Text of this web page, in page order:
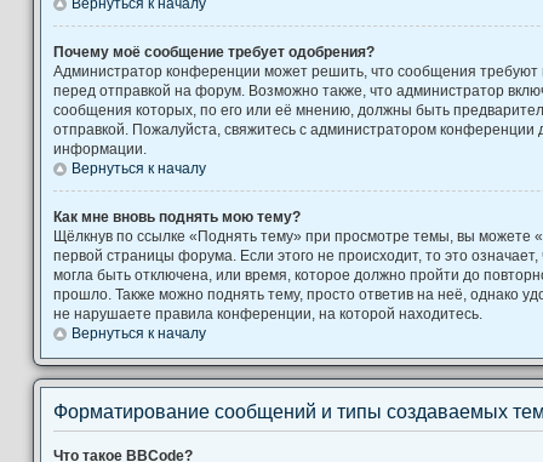
Почему моё сообщение требует одобрения?
Администратор конференции может решить, что сообщения требуют
перед отправкой на форум. Возможно также, что администратор
сообщения которых, по его или её мнению, должны быть
отправкой. Пожалуйста, свяжитесь с администратором конференции
информации.
Вернуться к началу
Как мне вновь поднять мою тему?
Щёлкнув по ссылке «Поднять тему» при просмотре темы, вы можете
первой страницы форума. Если этого не происходит, то это
могла быть отключена, или время, которое должно пройти до
прошло. Также можно поднять тему, просто ответив на неё, однако
не нарушаете правила конференции, на которой находитесь.
Вернуться к началу
Форматирование сообщений и типы создаваемых
Что такое BBCode?